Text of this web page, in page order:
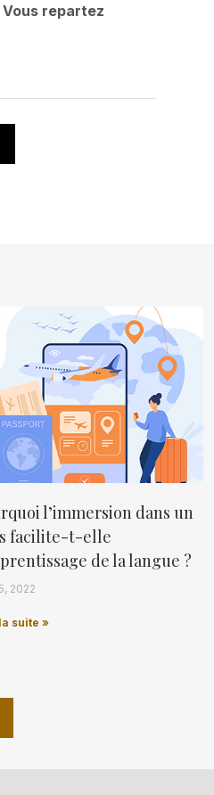
repartez
l’immersion dans un
facilite-t-elle
de la langue ?
2022
suite »